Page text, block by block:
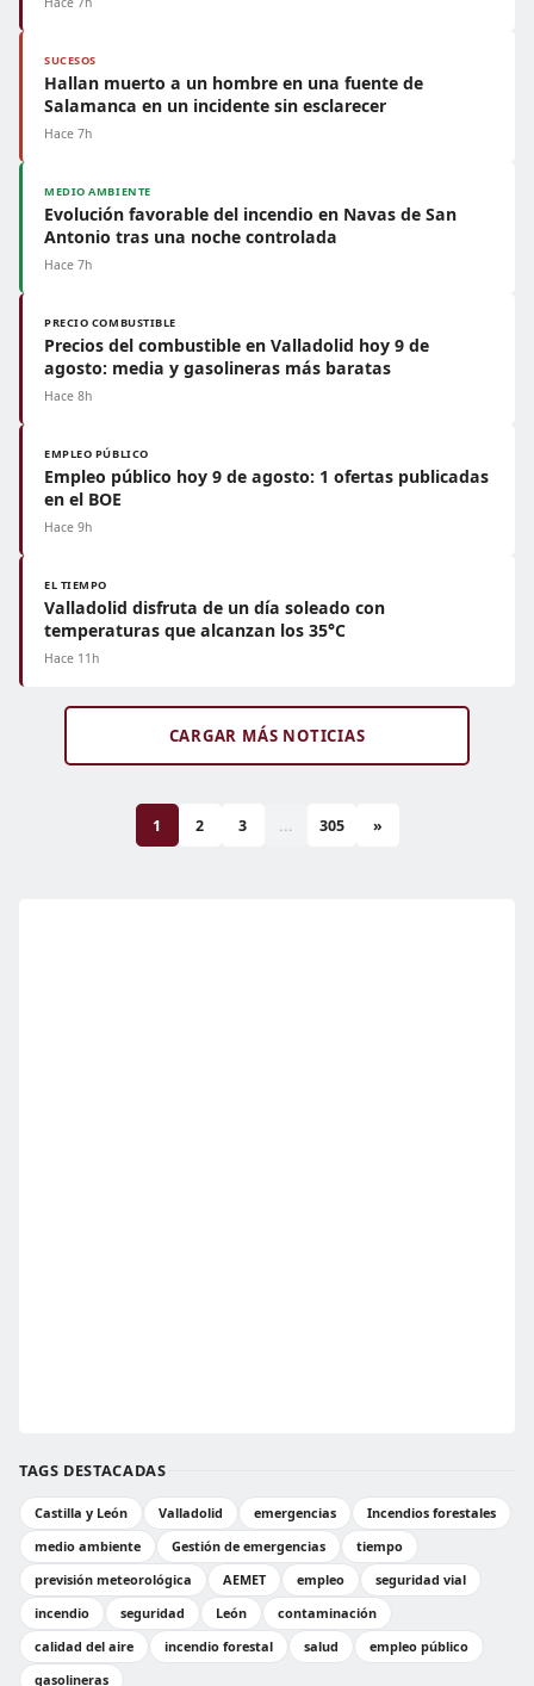
SUCESOS
Hallan muerto a un hombre en una fuente de
Salamanca en un incidente sin esclarecer
Hace 7h
MEDIO AMBIENTE
Evolución favorable del incendio en Navas de San
Antonio tras una noche controlada
Hace 7h
PRECIO COMBUSTIBLE
Precios del combustible en Valladolid hoy 9 de
agosto: media y gasolineras más baratas
Hace 8h
EMPLEO PÚBLICO
Empleo público hoy 9 de agosto: 1 ofertas publicadas
en el BOE
Hace 9h
EL TIEMPO
Valladolid disfruta de un día soleado con
temperaturas que alcanzan los 35°C
Hace 11h
CARGAR MÁS NOTICIAS
1 2 3 ... 305 »
TAGS DESTACADAS
Castilla y León Valladolid emergencias
Incendios forestales
medio ambiente
Gestión de emergencias
tiempo
previsión meteorológica
AEMET empleo
seguridad vial
incendio
seguridad León
contaminación
calidad del aire
incendio forestal salud
empleo público
gasolineras